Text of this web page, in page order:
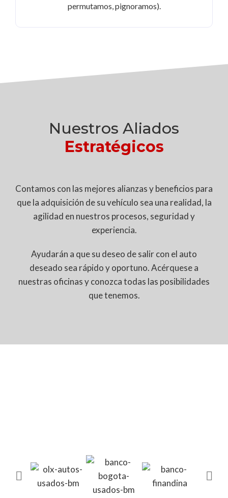
permutamos, pignoramos).
Nuestros Aliados
Estratégicos
Contamos con las mejores alianzas y beneficios para
que la adquisición de su vehículo sea una realidad, la
agilidad en nuestros procesos, seguridad y
experiencia.
Ayudarán a que su deseo de salir con el auto
deseado sea rápido y oportuno. Acérquese a
nuestras oficinas y conozca todas las posibilidades
que tenemos.